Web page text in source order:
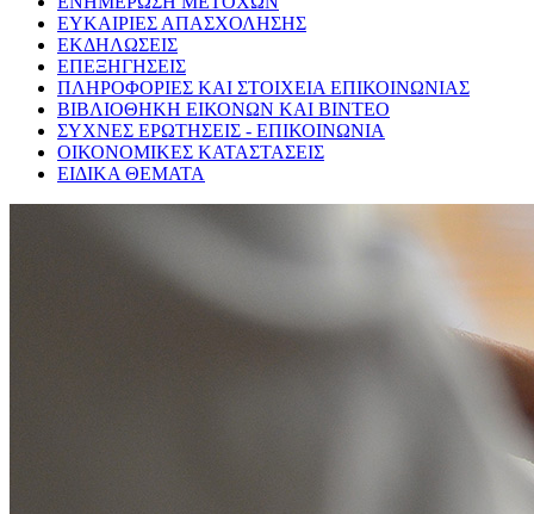
ΕΥΚΑΙΡΙΕΣ ΑΠΑΣΧΟΛΗΣΗΣ
ΕΚΔΗΛΩΣΕΙΣ
ΕΠΕΞΗΓΗΣΕΙΣ
ΠΛΗΡΟΦΟΡΙΕΣ ΚΑΙ ΣΤΟΙΧΕΙΑ ΕΠΙΚΟΙΝΩΝΙΑΣ
ΒΙΒΛΙΟΘΗΚΗ ΕΙΚΟΝΩΝ ΚΑΙ ΒΙΝΤΕΟ
ΣΥΧΝΕΣ ΕΡΩΤΗΣΕΙΣ - ΕΠΙΚΟΙΝΩΝΙΑ
ΟΙΚΟΝΟΜΙΚΕΣ ΚΑΤΑΣΤΑΣΕΙΣ
ΕΙΔΙΚΑ ΘΕΜΑΤΑ